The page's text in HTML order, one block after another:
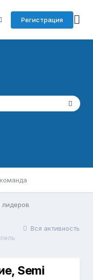
Регистрация
лидеров
Вся активность
Semi